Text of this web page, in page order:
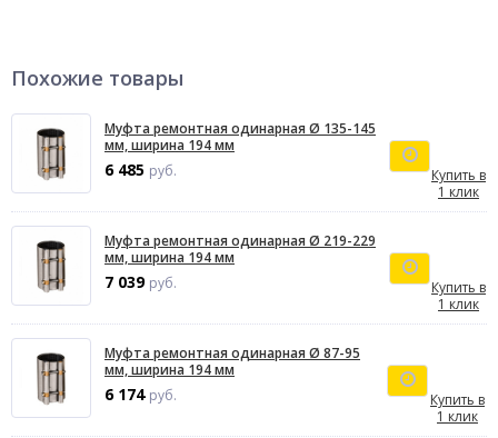
Похожие товары
Муфта ремонтная одинарная Ø 135-145
мм, ширина 194 мм
6 485 руб.
Купить в
1 клик
Муфта ремонтная одинарная Ø 219-229
мм, ширина 194 мм
7 039 руб.
Купить в
1 клик
Муфта ремонтная одинарная Ø 87-95
мм, ширина 194 мм
6 174 руб.
Купить в
1 клик